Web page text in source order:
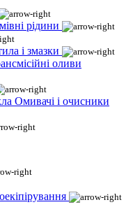
рідини
і змазки
оливи
Омивачі і очисники